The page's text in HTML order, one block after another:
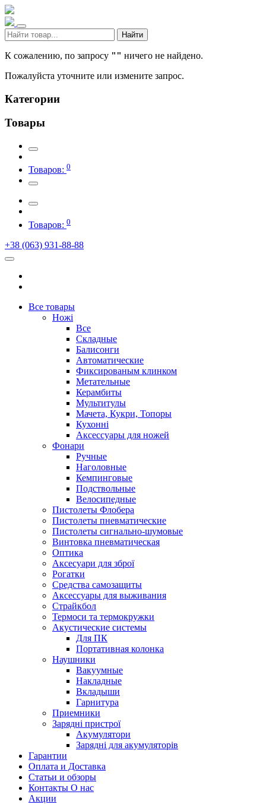
Найти
К сожалению, по запросу "" ничего не найдено.
Пожалуйста уточните или измените запрос.
Категории
Товары
Товаров: 0
Товаров: 0
+38 (063) 931-88-88
Все товары
Ножі
Все
Складные
Балисонги
Автоматические
Фиксированым клинком
Метательные
Керамбиты
Мультитулы
Мачета, Кукри, Топоры
Кухонні
Аксессуары для ножей
Фонари
Ручные
Наголовные
Кемпинговые
Подствольные
Велосипедные
Пистолеты Флобера
Пистолеты пневматические
Пистолеты сигнально-шумовые
Винтовка пневматическая
Оптика
Аксесуари для зброї
Рогатки
Средства самозащиты
Аксессуары для выживания
Страйкбол
Термоси та термокружки
Акустические системы
Для ПК
Портативная колонка
Наушники
Вакуумные
Накладные
Вкладыши
Гарнитура
Приемники
Зарядні пристрої
Акумулятори
Зарядні для акумуляторів
Гарантии
Оплата и Доставка
Статьи и обзоры
Контакты О нас
Акции